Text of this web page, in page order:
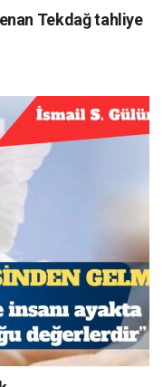
Tekdağ tahliye